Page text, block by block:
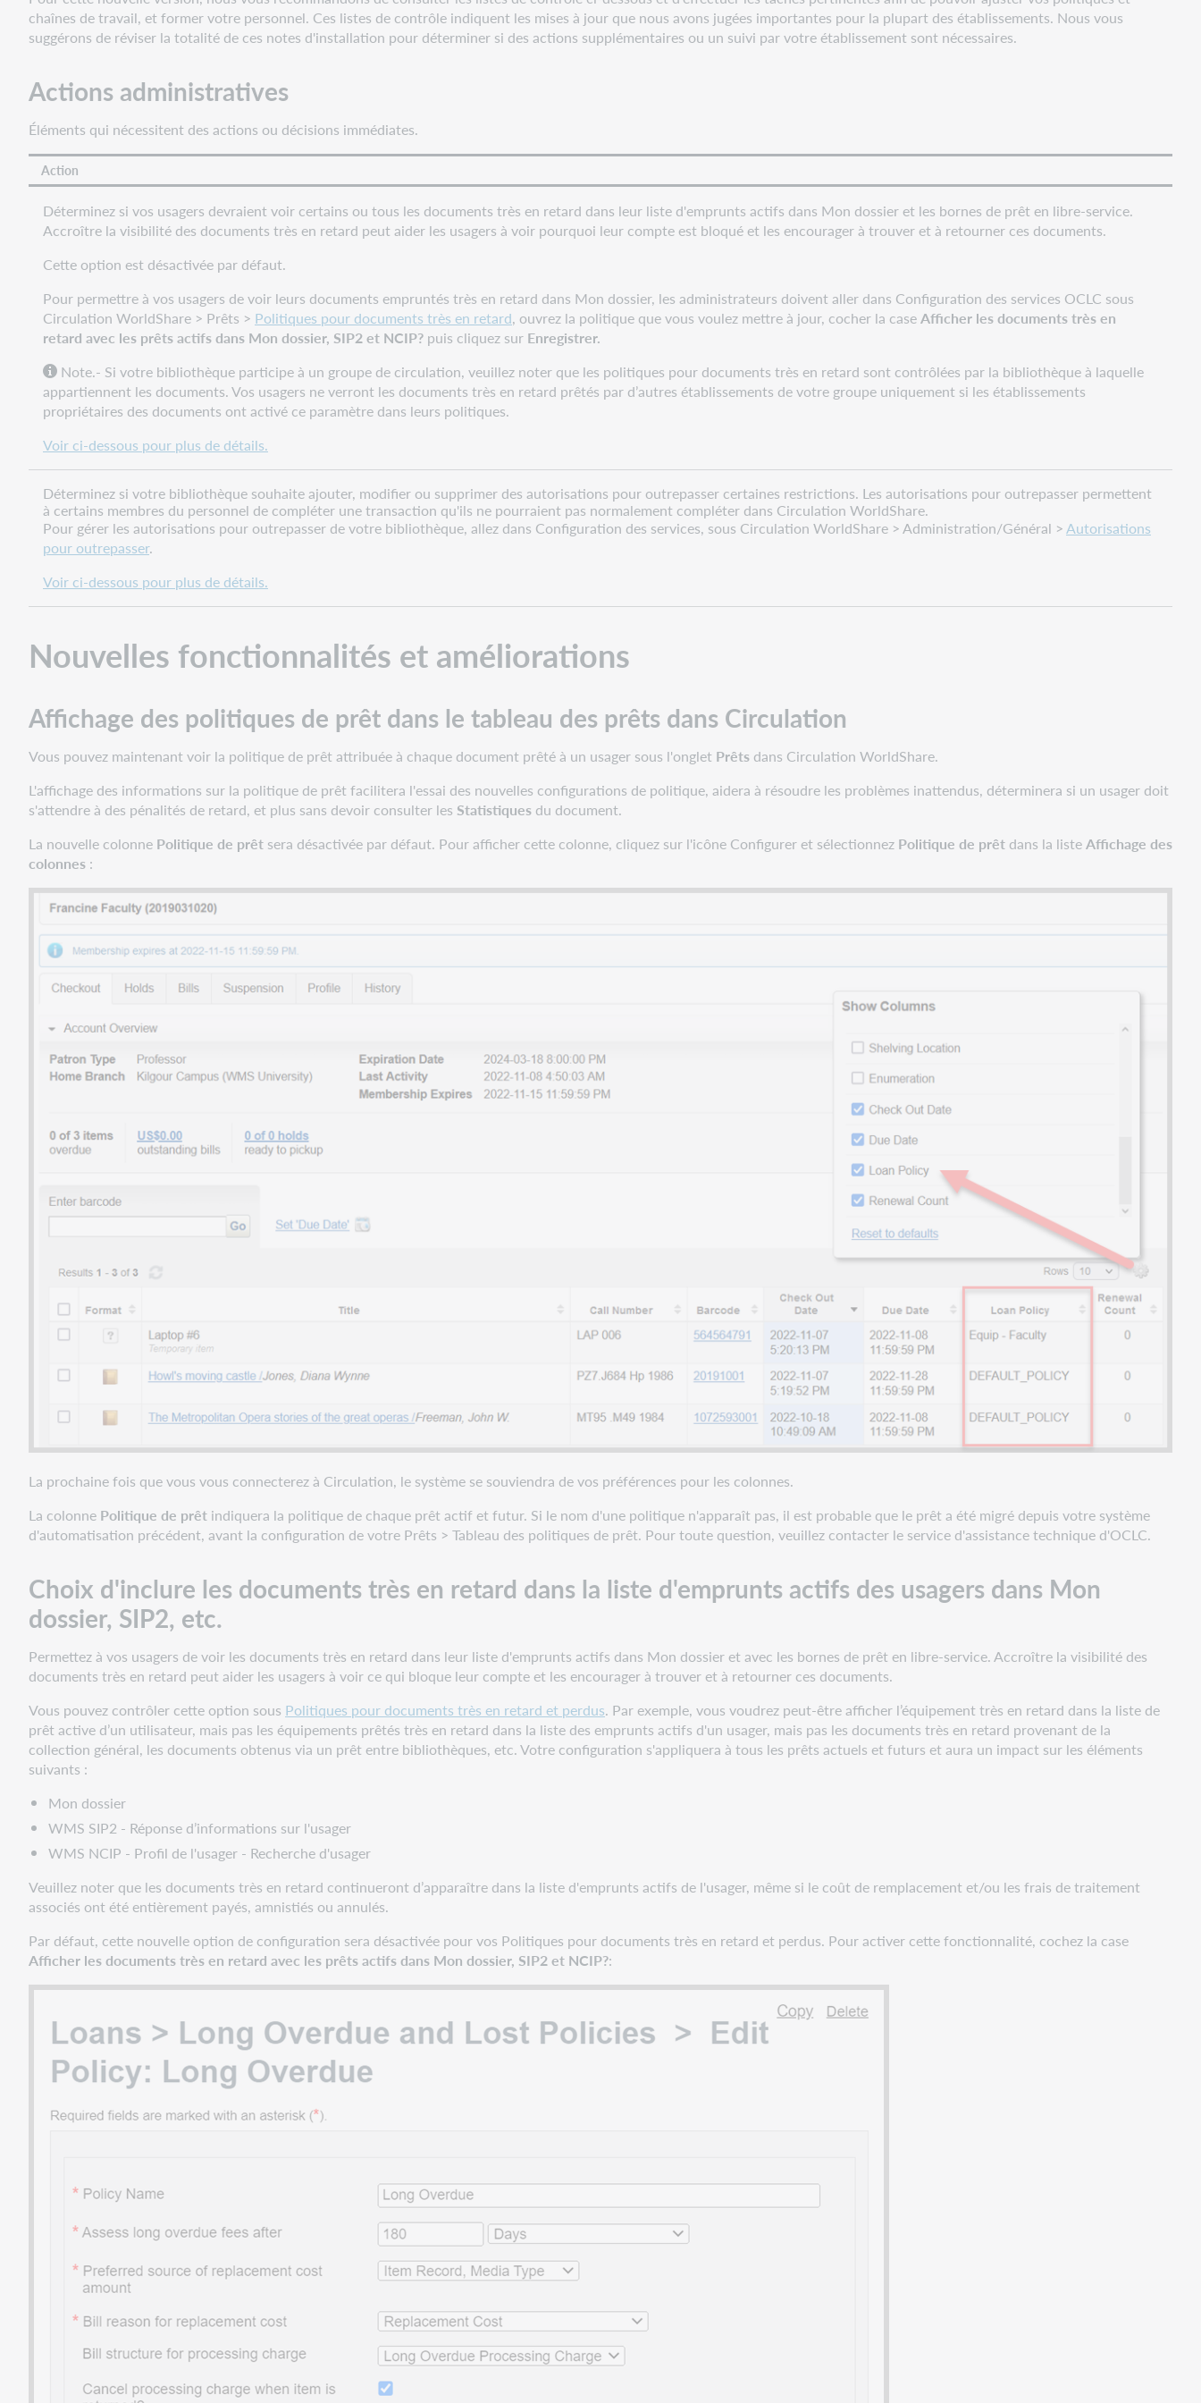
Circulation
Choix
documents
en
retard
la
liste
d'emprunts
des
dans
Mon
dossier,
SIP2,
etc.
Nombre
et
de
documents
en
retard
Votre
bibliothèque
active
cette
dans
Configuration
services
OCLC.
Gestion
la
durée
de
conservation
des
historiques
L'API
Circulation
pour
les
imprimables
a
été
corrigés
prêté
pas
réservation
retourné
Politique
de
de
limitait
les
par
état
de
La
pagination
de
l'API
WMS
Circulation
la
liste
Réservations
à
récupérer
fonctionnait
pas
Problèmes
Liens
importants
Aide
documentation
chaînes de travail, et former votre personnel. Ces listes de contrôle indiquent les mises à jour que nous avons jugées importantes pour la plupart des établissements. Nous vous
suggérons de réviser la totalité de ces notes d'installation pour déterminer si des actions supplémentaires ou un suivi par votre établissement sont nécessaires.
Actions administratives
Éléments qui nécessitent des actions ou décisions immédiates.
Action
Déterminez si vos usagers devraient voir certains ou tous les documents très en retard dans leur liste d'emprunts actifs dans Mon dossier et les bornes de prêt en libre-service.
Accroître la visibilité des documents très en retard peut aider les usagers à voir pourquoi leur compte est bloqué et les encourager à trouver et à retourner ces documents.
Cette option est désactivée par défaut.
Pour permettre à vos usagers de voir leurs documents empruntés très en retard dans Mon dossier, les administrateurs doivent aller dans Configuration des services OCLC sous
Circulation WorldShare > Prêts > Politiques pour documents très en retard, ouvrez la politique que vous voulez mettre à jour, cocher la caseAfficher les documents très en
retard avec les prêts actifs dans Mon dossier, SIP2 et NCIP? puis cliquez sur Enregistrer.
Note.- Si votre bibliothèque participe à un groupe de circulation, veuillez noter que les politiques pour documents très en retard sont contrôlées par la bibliothèque à laquelle
appartiennent les documents. Vos usagers ne verront les documents très en retard prêtés par d’autres établissements de votre groupe uniquement si les établissements
propriétaires des documents ont activé ce paramètre dans leurs politiques.
Voir ci-dessous pour plus de détails.
Déterminez si votre bibliothèque souhaite ajouter, modifier ou supprimer des autorisations pour outrepasser certaines restrictions. Les autorisations pour outrepasser permettent
à certains membres du personnel de compléter une transaction qu'ils ne pourraient pas normalement compléter dans Circulation WorldShare.
Pour gérer les autorisations pour outrepasser de votre bibliothèque, allez dans Configuration des services, sous Circulation WorldShare > Administration/Général >Autorisations
pour outrepasser.
Voir ci-dessous pour plus de détails.
Nouvelles fonctionnalités et améliorations
Affichage des politiques de prêt dans le tableau des prêts dans Circulation
Vous pouvez maintenant voir la politique de prêt attribuée à chaque document prêté à un usager sous l'onglet Prêts dans Circulation WorldShare.
L'affichage des informations sur la politique de prêt facilitera l'essai des nouvelles configurations de politique, aidera à résoudre les problèmes inattendus, déterminera si un usager doit
s'attendre à des pénalités de retard, et plus sans devoir consulter les Statistiques du document.
La nouvelle colonne Politique de prêt sera désactivée par défaut. Pour afficher cette colonne, cliquez sur l'icône Configurer et sélectionnez Politique de prêt dans la listeAffichage des
colonnes :
La prochaine fois que vous vous connecterez à Circulation, le système se souviendra de vos préférences pour les colonnes.
La colonne Politique de prêt indiquera la politique de chaque prêt actif et futur. Si le nom d'une politique n'apparaît pas, il est probable que le prêt a été migré depuis votre système
d'automatisation précédent, avant la configuration de votre Prêts > Tableau des politiques de prêt. Pour toute question, veuillez contacter le service d'assistance technique d'OCLC.
Choix d'inclure les documents très en retard dans la liste d'emprunts actifs des usagers dans Mon
dossier, SIP2, etc.
Permettez à vos usagers de voir les documents très en retard dans leur liste d'emprunts actifs dans Mon dossier et avec les bornes de prêt en libre-service. Accroître la visibilité des
documents très en retard peut aider les usagers à voir ce qui bloque leur compte et les encourager à trouver et à retourner ces documents.
Vous pouvez contrôler cette option sous Politiques pour documents très en retard et perdus. Par exemple, vous voudrez peut-être afficher l’équipement très en retard dans la liste de
prêt active d’un utilisateur, mais pas les équipements prêtés très en retard dans la liste des emprunts actifs d'un usager, mais pas les documents très en retard provenant de la
collection général, les documents obtenus via un prêt entre bibliothèques, etc. Votre configuration s'appliquera à tous les prêts actuels et futurs et aura un impact sur les éléments
suivants :
Mon dossier
WMS SIP2 - Réponse d’informations sur l'usager
WMS NCIP - Profil de l'usager - Recherche d'usager
Veuillez noter que les documents très en retard continueront d’apparaître dans la liste d'emprunts actifs de l'usager, même si le coût de remplacement et/ou les frais de traitement
associés ont été entièrement payés, amnistiés ou annulés.
Par défaut, cette nouvelle option de configuration sera désactivée pour vos Politiques pour documents très en retard et perdus. Pour activer cette fonctionnalité, cochez la case
Afficher les documents très en retard avec les prêts actifs dans Mon dossier, SIP2 et NCIP?: